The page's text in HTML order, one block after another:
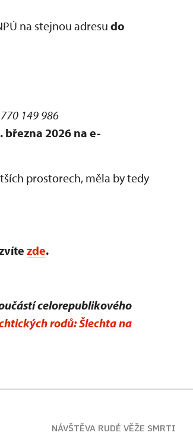
na stejnou adresu do
149 986
2026 na e-
prostorech, měla by tedy
zde.
celorepublikového
rodů: Šlechta na
NÁVŠTĚVA RUDÉ VĚŽE SMRTI